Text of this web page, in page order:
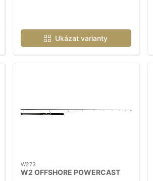
Ukázat varianty
W273
W2 OFFSHORE POWERCAST